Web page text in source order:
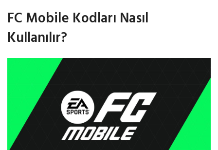
FC Mobile Kodları Nasıl
Kullanılır?